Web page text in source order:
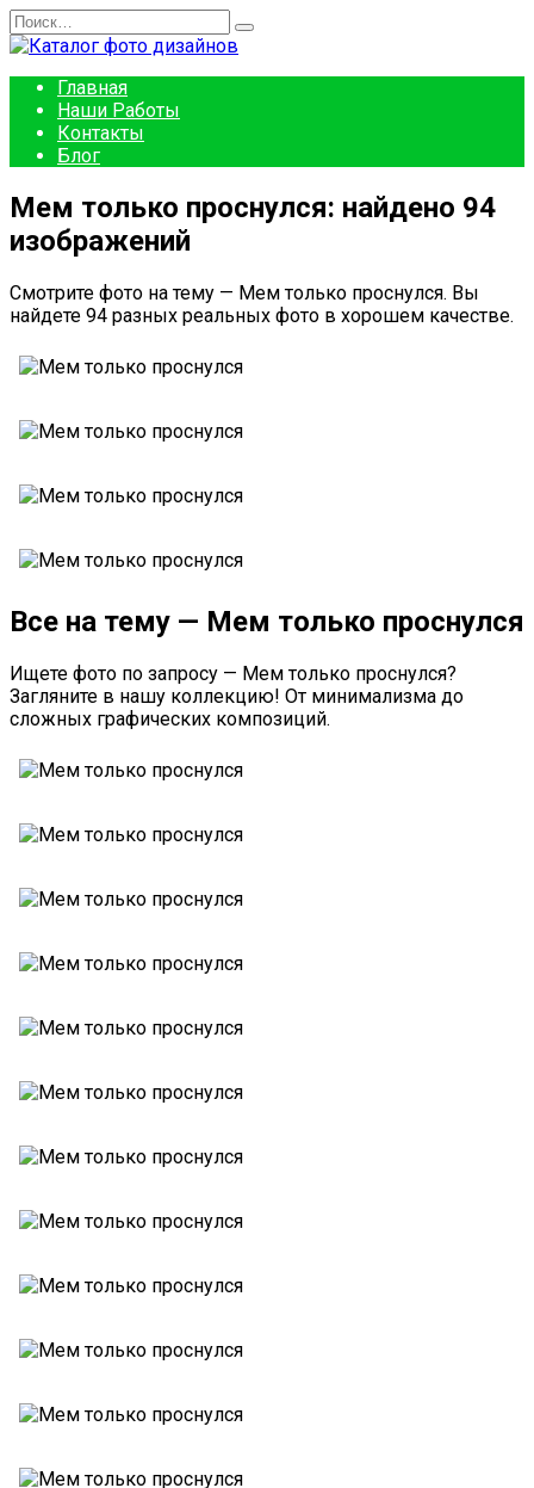
Перейти
к
Search
for:
Главная
Наши Работы
Контакты
Блог
Мем только проснулся: найдено 94
изображений
Смотрите фото на тему — Мем только проснулся. Вы
найдете 94 разных реальных фото в хорошем качестве.
Все на тему — Мем только проснулся
Ищете фото по запросу — Мем только проснулся?
Загляните в нашу коллекцию! От минимализма до
сложных графических композиций.